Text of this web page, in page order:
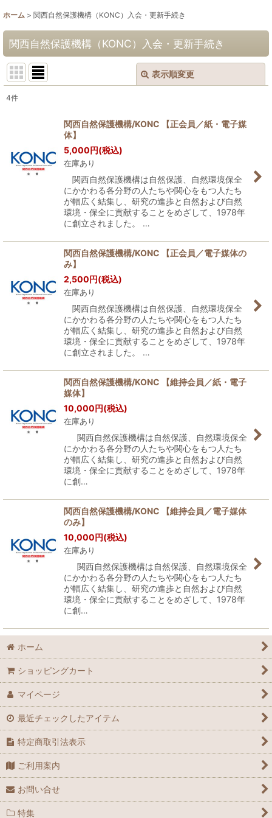
ホーム > 関西自然保護機構（KONC）入会・更新手続き
関西自然保護機構（KONC）入会・更新手続き
表示順変更
絞り込む
4件
関西自然保護機構/KONC 【正会員／紙・電子媒
体】
5,000円(税込)
在庫あり
関西自然保護機構は自然保護、自然環境保全
にかかわる各分野の人たちや関心をもつ人たち
が幅広く結集し、研究の進歩と自然および自然
環境・保全に貢献することをめざして、1978年
に創立されました。 …
関西自然保護機構/KONC 【正会員／電子媒体の
み】
2,500円(税込)
在庫あり
関西自然保護機構は自然保護、自然環境保全
にかかわる各分野の人たちや関心をもつ人たち
が幅広く結集し、研究の進歩と自然および自然
環境・保全に貢献することをめざして、1978年
に創立されました。 …
関西自然保護機構/KONC 【維持会員／紙・電子
媒体】
10,000円(税込)
在庫あり
関西自然保護機構は自然保護、自然環境保全
にかかわる各分野の人たちや関心をもつ人たち
が幅広く結集し、研究の進歩と自然および自然
環境・保全に貢献することをめざして、1978年
に創…
関西自然保護機構/KONC 【維持会員／電子媒体
のみ】
10,000円(税込)
在庫あり
関西自然保護機構は自然保護、自然環境保全
にかかわる各分野の人たちや関心をもつ人たち
が幅広く結集し、研究の進歩と自然および自然
環境・保全に貢献することをめざして、1978年
に創…
ホーム
ショッピングカート
マイページ
最近チェックしたアイテム
特定商取引法表示
ご利用案内
お問い合せ
特集